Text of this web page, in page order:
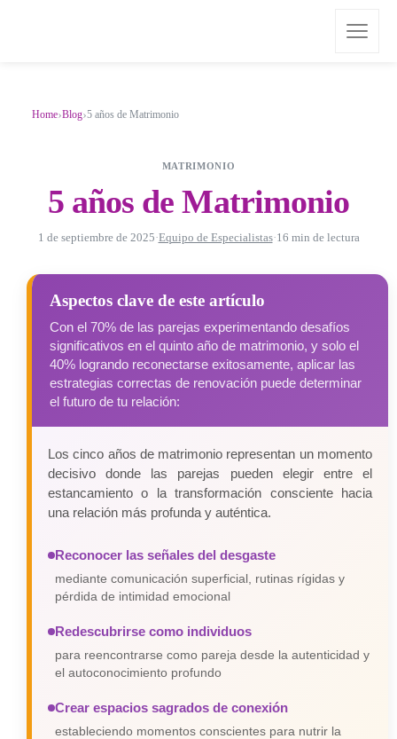
Home›Blog›5 años de Matrimonio
MATRIMONIO
5 años de Matrimonio
1 de septiembre de 2025·Equipo de Especialistas·16 min de lectura
Aspectos clave de este artículo
Con el 70% de las parejas experimentando desafíos
significativos en el quinto año de matrimonio, y solo el
40% logrando reconectarse exitosamente, aplicar las
estrategias correctas de renovación puede determinar
el futuro de tu relación:
Los cinco años de matrimonio representan un momento
decisivo donde las parejas pueden elegir entre el
estancamiento o la transformación consciente hacia
una relación más profunda y auténtica.
Reconocer las señales del desgaste
mediante comunicación superficial, rutinas rígidas y
pérdida de intimidad emocional
Redescubrirse como individuos
para reencontrarse como pareja desde la autenticidad y
el autoconocimiento profundo
Crear espacios sagrados de conexión
estableciendo momentos conscientes para nutrir la